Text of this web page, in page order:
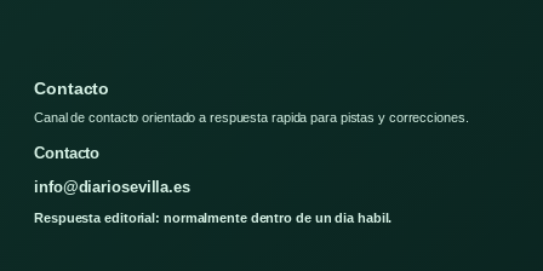
Contacto
Canal de contacto orientado a respuesta rapida para pistas y correcciones.
Contacto
info@diariosevilla.es
Respuesta editorial: normalmente dentro de un dia habil.